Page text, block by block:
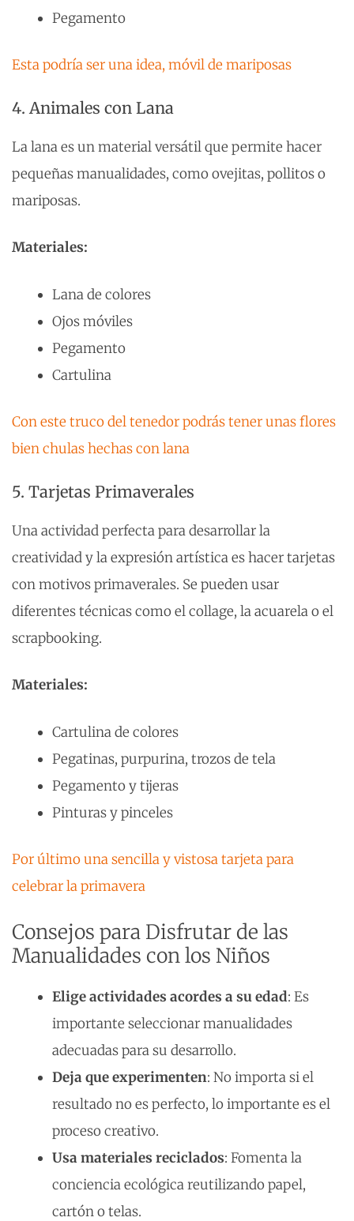
Pegamento
Esta podría ser una idea, móvil de mariposas
4. Animales con Lana
La lana es un material versátil que permite hacer
pequeñas manualidades, como ovejitas, pollitos o
mariposas.
Materiales:
Lana de colores
Ojos móviles
Pegamento
Cartulina
Con este truco del tenedor podrás tener unas flores
bien chulas hechas con lana
5. Tarjetas Primaverales
Una actividad perfecta para desarrollar la
creatividad y la expresión artística es hacer tarjetas
con motivos primaverales. Se pueden usar
diferentes técnicas como el collage, la acuarela o el
scrapbooking.
Materiales:
Cartulina de colores
Pegatinas, purpurina, trozos de tela
Pegamento y tijeras
Pinturas y pinceles
Por último una sencilla y vistosa tarjeta para
celebrar la primavera
Consejos para Disfrutar de las
Manualidades con los Niños
Elige actividades acordes a su edad: Es
importante seleccionar manualidades
adecuadas para su desarrollo.
Deja que experimenten: No importa si el
resultado no es perfecto, lo importante es el
proceso creativo.
Usa materiales reciclados: Fomenta la
conciencia ecológica reutilizando papel,
cartón o telas.